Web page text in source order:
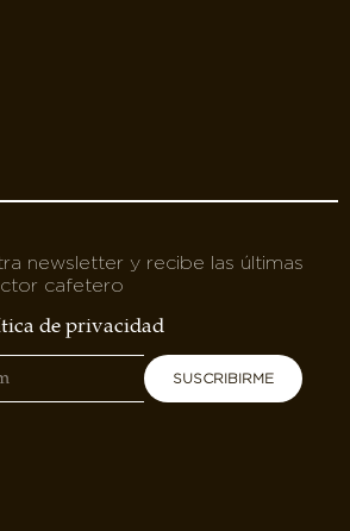
newsletter y recibe las últimas
cafetero
de privacidad
SUSCRIBIRME